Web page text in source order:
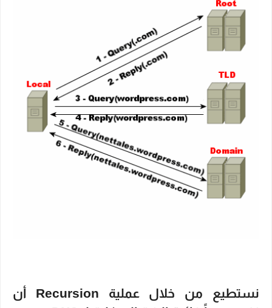
نستطيع من خلال عملية Recursion أن